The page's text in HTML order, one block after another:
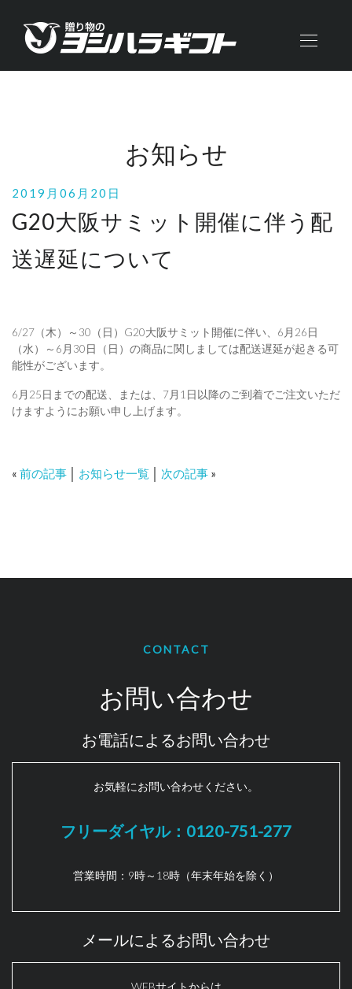
お知らせ
2019月06月20日
G20大阪サミット開催に伴う配
送遅延について
6/27（木）～30（日）G20大阪サミット開催に伴い、6月26日
（水）～6月30日（日）の商品に関しましては配送遅延が起きる可
能性がございます。
6月25日までの配送、または、7月1日以降のご到着でご注文いただ
けますようにお願い申し上げます。
« 前の記事 お知らせ一覧 次の記事 »
CONTACT
お問い合わせ
お電話によるお問い合わせ
お気軽にお問い合わせください。
フリーダイヤル：0120-751-277
営業時間：9時～18時（年末年始を除く）
メールによるお問い合わせ
WEBサイトからは